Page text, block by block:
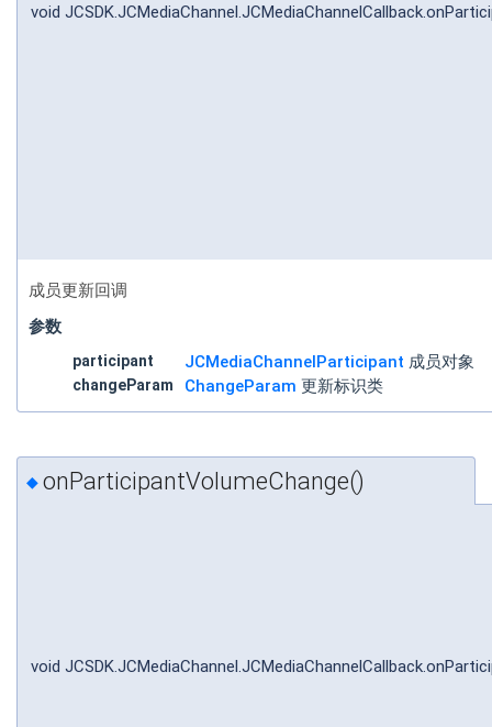
void
成员更新回调
参数
participant JCMediaChannelParticipant 成员对象
changeParam ChangeParam 更新标识类
◆ onParticipantVolumeChange()
void